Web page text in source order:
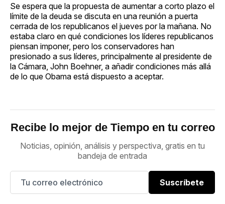
Se espera que la propuesta de aumentar a corto plazo el
límite de la deuda se discuta en una reunión a puerta
cerrada de los republicanos el jueves por la mañana. No
estaba claro en qué condiciones los líderes republicanos
piensan imponer, pero los conservadores han
presionado a sus líderes, principalmente al presidente de
la Cámara, John Boehner, a añadir condiciones más allá
de lo que Obama está dispuesto a aceptar.
Recibe lo mejor de Tiempo en tu correo
Noticias, opinión, análisis y perspectiva, gratis en tu
bandeja de entrada
Suscríbete